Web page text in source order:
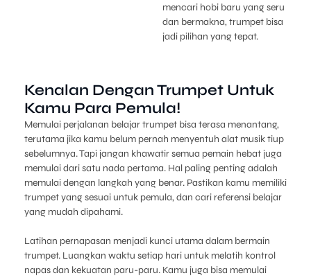
mencari hobi baru yang seru
dan bermakna, trumpet bisa
jadi pilihan yang tepat.
Kenalan Dengan Trumpet Untuk
Kamu Para Pemula!
Memulai perjalanan belajar trumpet bisa terasa menantang,
terutama jika kamu belum pernah menyentuh alat musik tiup
sebelumnya. Tapi jangan khawatir semua pemain hebat juga
memulai dari satu nada pertama. Hal paling penting adalah
memulai dengan langkah yang benar. Pastikan kamu memiliki
trumpet yang sesuai untuk pemula, dan cari referensi belajar
yang mudah dipahami.
Latihan pernapasan menjadi kunci utama dalam bermain
trumpet. Luangkan waktu setiap hari untuk melatih kontrol
napas dan kekuatan paru-paru. Kamu juga bisa memulai